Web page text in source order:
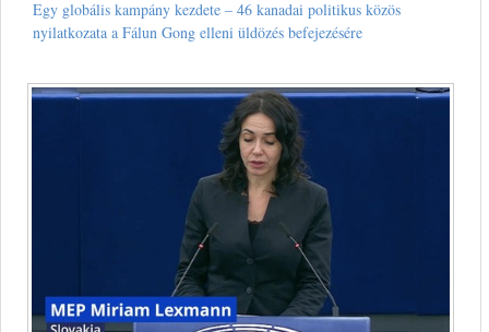
Egy globális kampány kezdete – 46 kanadai politikus közös
nyilatkozata a Fálun Gong elleni üldözés befejezésére